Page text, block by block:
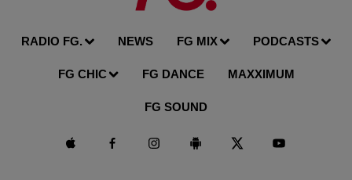
RADIO FG. NEWS FG MIX PODCASTS
FG CHIC FG DANCE MAXXIMUM
FG SOUND